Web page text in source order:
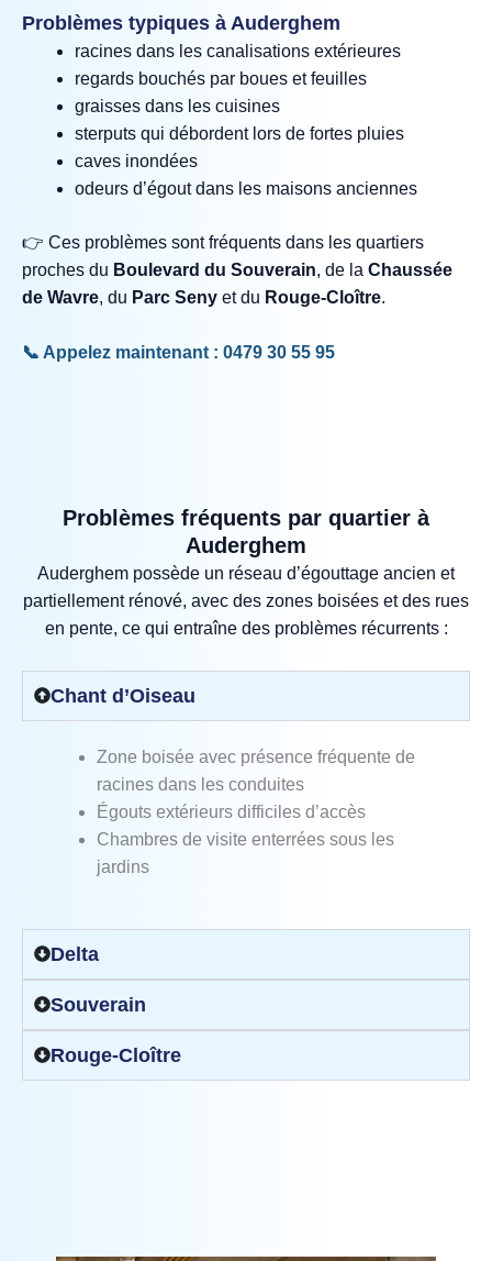
Problèmes typiques à Auderghem
racines dans les canalisations extérieures
regards bouchés par boues et feuilles
graisses dans les cuisines
sterputs qui débordent lors de fortes pluies
caves inondées
odeurs d’égout dans les maisons anciennes
👉 Ces problèmes sont fréquents dans les quartiers
proches du Boulevard du Souverain, de la Chaussée
de Wavre, du Parc Seny et du Rouge‑Cloître.
📞 Appelez maintenant : 0479 30 55 95
Problèmes fréquents par quartier à
Auderghem
Auderghem possède un réseau d’égouttage ancien et
partiellement rénové, avec des zones boisées et des rues
en pente, ce qui entraîne des problèmes récurrents :
Chant d’Oiseau
Zone boisée avec présence fréquente de
racines dans les conduites
Égouts extérieurs difficiles d’accès
Chambres de visite enterrées sous les
jardins
Delta
Souverain
Rouge‑Cloître